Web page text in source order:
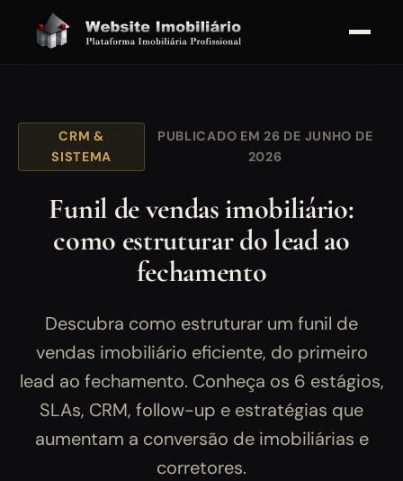
CRM &
SISTEMA
PUBLICADO EM 26 DE JUNHO DE
2026
Funil de vendas imobiliário:
como estruturar do lead ao
fechamento
Descubra como estruturar um funil de
vendas imobiliário eficiente, do primeiro
lead ao fechamento. Conheça os 6 estágios,
SLAs, CRM, follow-up e estratégias que
aumentam a conversão de imobiliárias e
corretores.